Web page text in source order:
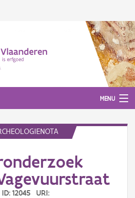
MENU
ID: 12045 URI: